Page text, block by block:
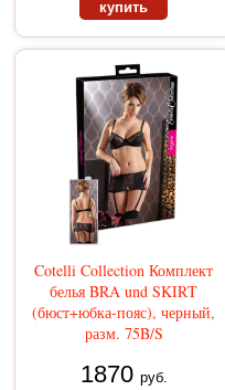
купить
Cotelli Collection Комплект
белья BRA und SKIRT
(бюст+юбка-пояс), черный,
разм. 75B/S
1870 руб.